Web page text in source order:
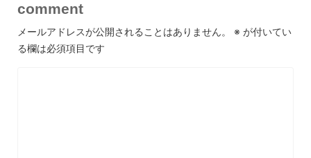
comment
メールアドレスが公開されることはありません。 ※ が付いてい
る欄は必須項目です